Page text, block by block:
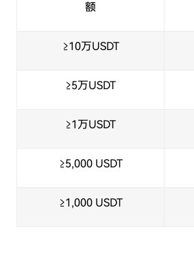
额
≥10万USDT
≥5万USDT
≥1万USDT
≥5,000 USDT
≥1,000 USDT